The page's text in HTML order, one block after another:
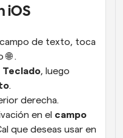
iOS
.
, luego
.
derecha.
en el campo
que deseas usar en